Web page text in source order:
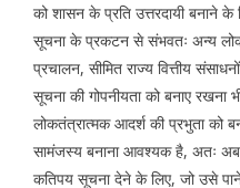
को शासन के प्रति उत्तरदायी बनाने के
सूचना के प्रकटन से संभवतः अन्य लोक
प्रचालन, सीमित राज्य वित्तीय
सूचना की गोपनीयता को बनाए
लोकतंत्रात्मक आदर्श की प्रभुता को
सामंजस्य बनाना आवश्यक है, अतः अब
कतिपय सूचना देने के लिए, जो उसे